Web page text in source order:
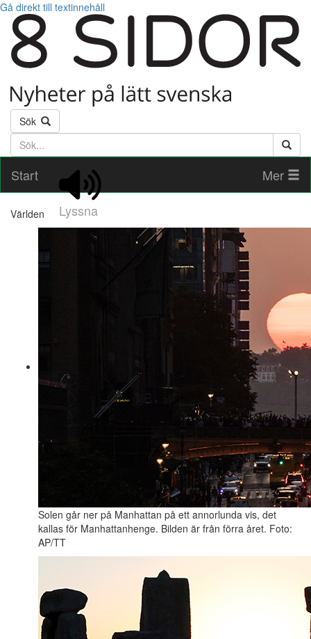
Gå direkt till textinnehåll
Sök
Söktext
Start
Lyssna
Mer
Världen
Solen går ner på Manhattan på ett annorlunda vis, det
kallas för Manhattanhenge. Bilden är från förra året. Foto:
AP/TT